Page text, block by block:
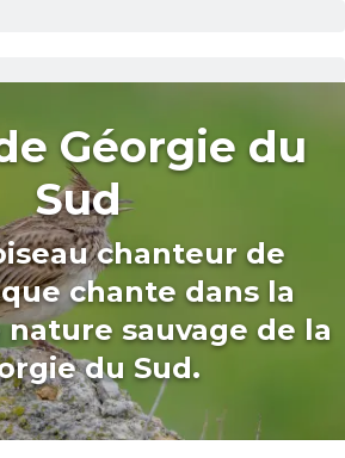
Géorgie du
Sud
chanteur de
chante dans la
sauvage de la
du Sud.